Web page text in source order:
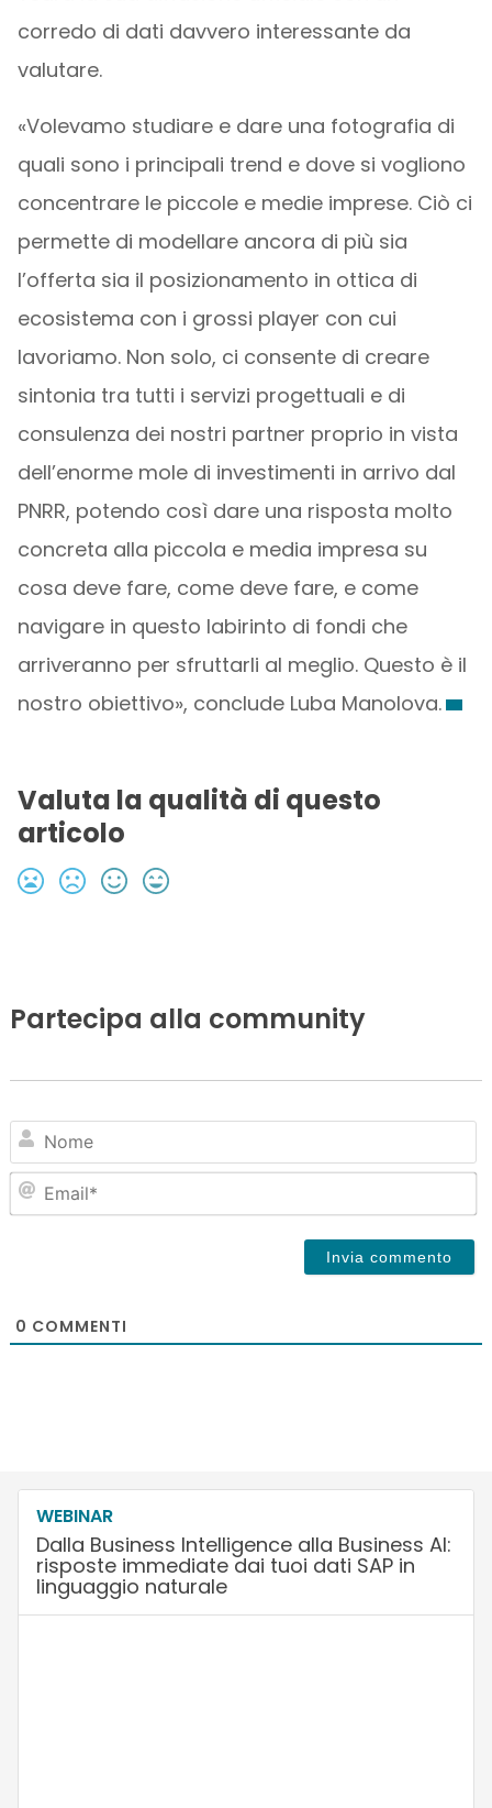
corredo di dati davvero interessante da
valutare.
«Volevamo studiare e dare una fotografia di
quali sono i principali trend e dove si vogliono
concentrare le piccole e medie imprese. Ciò ci
permette di modellare ancora di più sia
l’offerta sia il posizionamento in ottica di
ecosistema con i grossi player con cui
lavoriamo. Non solo, ci consente di creare
sintonia tra tutti i servizi progettuali e di
consulenza dei nostri partner proprio in vista
dell’enorme mole di investimenti in arrivo dal
PNRR, potendo così dare una risposta molto
concreta alla piccola e media impresa su
cosa deve fare, come deve fare, e come
navigare in questo labirinto di fondi che
arriveranno per sfruttarli al meglio. Questo è il
nostro obiettivo», conclude Luba Manolova.
Valuta la qualità di questo
articolo
Partecipa alla community
0 COMMENTI
WEBINAR
Dalla Business Intelligence alla Business AI:
risposte immediate dai tuoi dati SAP in
linguaggio naturale